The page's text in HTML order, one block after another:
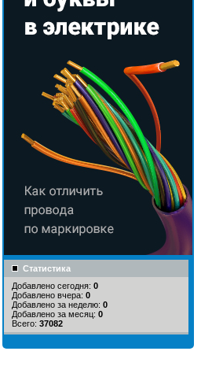
Статистика
Добавлено сегодня: 0
Добавлено вчера: 0
Добавлено за неделю: 0
Добавлено за месяц: 0
Всего: 37082